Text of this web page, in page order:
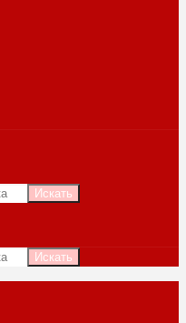
Искать
Искать